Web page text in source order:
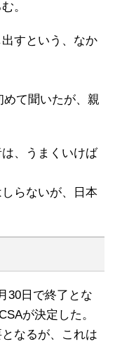
。
すという、なか
めて聞いたが、親
、うまくいけば
らないが、日本
30日で終了とな
が決定した。
なるが、これは